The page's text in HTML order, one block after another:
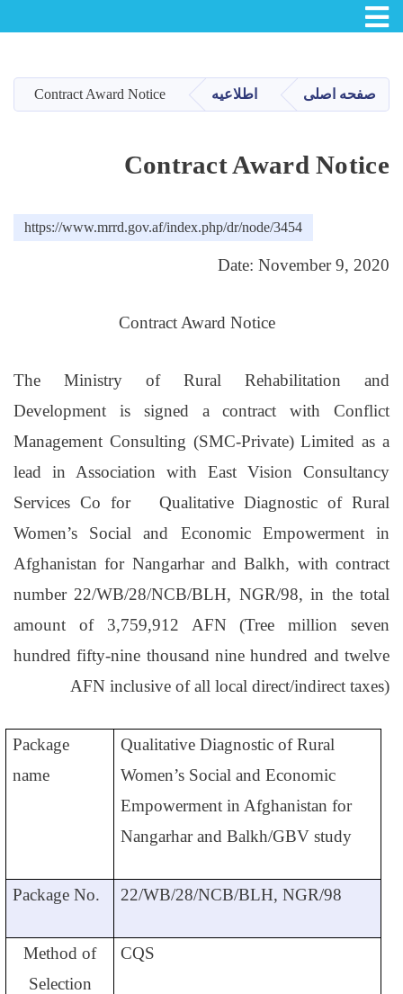
main
content
Toggle navigation
صفحه اصلی اطلاعیه Contract Award Notice
Contract Award Notice
https://www.mrrd.gov.af/index.php/dr/node/3454
Date: November 9, 2020
The Ministry of Rural Rehabilitation and
Development is signed a contract with Conflict
Management Consulting (SMC-Private) Limited as a
lead in Association with East Vision Consultancy
Services Co for
Qualitative Diagnostic of Rural
Women’s Social and Economic Empowerment in
Afghanistan for Nangarhar and Balkh, withcontract
number 22/WB/28/NCB/BLH, NGR/98,in the total
amount of 3,759,912 AFN (Tree million seven
hundred fifty-nine thousand nine hundred and twelve
AFN inclusive of all local direct/indirect taxes)
Qualitative Diagnostic of Rural
Women’s Social and Economic
Empowerment in Afghanistan for
Nangarhar and Balkh/GBV study
Package
name
22/WB/28/NCB/BLH, NGR/98
Package No.
CQS
Method of
Selection